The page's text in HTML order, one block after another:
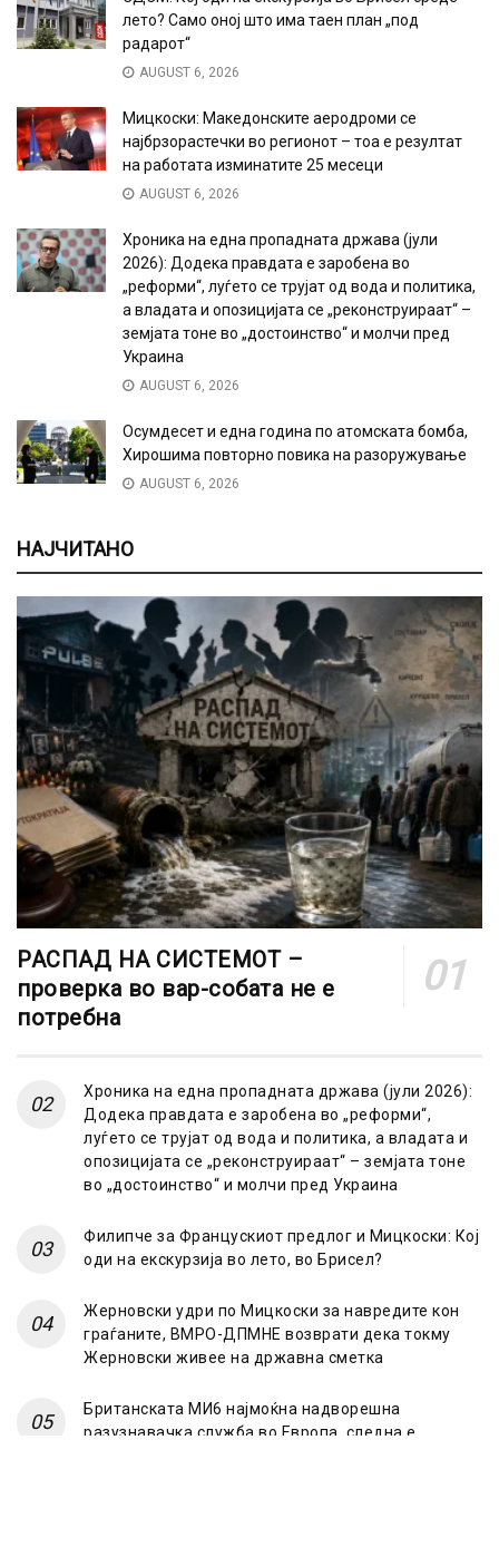
лето? Само оној што има таен план „под
радарот“
AUGUST 6, 2026
Мицкоски: Македонските аеродроми се
најбрзорастечки во регионот – тоа е резултат
на работата изминатите 25 месеци
AUGUST 6, 2026
Хроника на една пропадната држава (јули
2026): Додека правдата е заробена во
„реформи“, луѓето се трујат од вода и политика,
а владата и опозицијата се „реконструираат“ –
земјата тоне во „достоинство“ и молчи пред
Украина
AUGUST 6, 2026
Осумдесет и една година по атомската бомба,
Хирошима повторно повика на разоружување
AUGUST 6, 2026
НАЈЧИТАНО
РАСПАД НА СИСТЕМОТ –
проверка во вар-собата не е
потребна
Хроника на една пропадната држава (јули 2026):
Додека правдата е заробена во „реформи“,
луѓето се трујат од вода и политика, а владата и
опозицијата се „реконструираат“ – земјата тоне
во „достоинство“ и молчи пред Украина
Филипче за Францускиот предлог и Мицкоски: Кој
оди на екскурзија во лето, во Брисел?
Жерновски удри по Мицкоски за навредите кон
граѓаните, ВМРО-ДПМНЕ возврати дека токму
Жерновски живее на државна сметка
Британската МИ6 најмоќна надворешна
разузнавачка служба во Европа, следна е